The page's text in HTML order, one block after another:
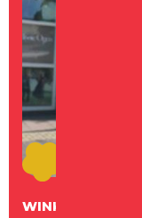
WINKEL